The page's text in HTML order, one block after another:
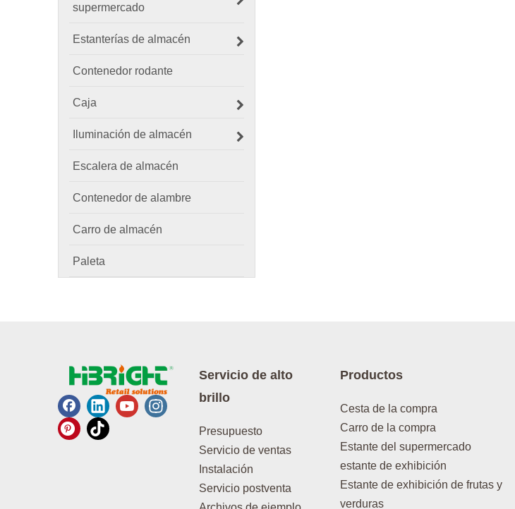
supermercado
Estanterías de almacén
Contenedor rodante
Caja
Iluminación de almacén
Escalera de almacén
Contenedor de alambre
Carro de almacén
Paleta
Servicio de alto
brillo
Presupuesto
Servicio de ventas
Instalación
Servicio postventa
Productos
Cesta de la compra
Carro de la compra
Estante del supermercado
estante de exhibición
Estante de exhibición de frutas y
verduras